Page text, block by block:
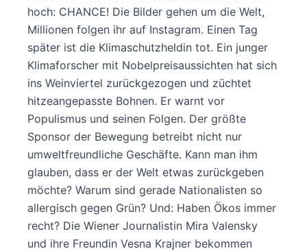
hoch: CHANCE! Die Bilder gehen um die Welt,
Millionen folgen ihr auf Instagram. Einen Tag
später ist die Klimaschutzheldin tot. Ein junger
Klimaforscher mit Nobelpreisaussichten hat sich
ins Weinviertel zurückgezogen und züchtet
hitzeangepasste Bohnen. Er warnt vor
Populismus und seinen Folgen. Der größte
Sponsor der Bewegung betreibt nicht nur
umweltfreundliche Geschäfte. Kann man ihm
glauben, dass er der Welt etwas zurückgeben
möchte? Warum sind gerade Nationalisten so
allergisch gegen Grün? Und: Haben Ökos immer
recht? Die Wiener Journalistin Mira Valensky
und ihre Freundin Vesna Krajner bekommen